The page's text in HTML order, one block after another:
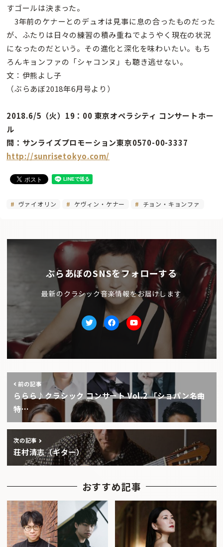
すゴールは決まった。
3年前のケナーとのデュオは見事に息の合ったものだった
が、ふたりは日々の練習の積み重ねでようやく現在の状況
になったのだという。その進化と深化を味わいたい。もち
ろんキョンファの「シャコンヌ」も聴き逃せない。
文：伊熊よし子
（ぶらあぼ2018年6月号より）
2018.6/5（火）19：00 東京オペラシティ コンサートホー
ル
問：サンライズプロモーション東京0570-00-3337
http://sunrisetokyo.com/
ヴァイオリン ケヴィン・ケナー チョン・キョンファ
ぶらあぼのSNSをフォローする
最新のクラシック音楽情報をお届けします
TwitterfacebookYoutube
前の記事
ららら♪クラシック コンサート Vol.2 「ショパン名曲
特…
次の記事
荘村清志（ギター）
おすすめ記事